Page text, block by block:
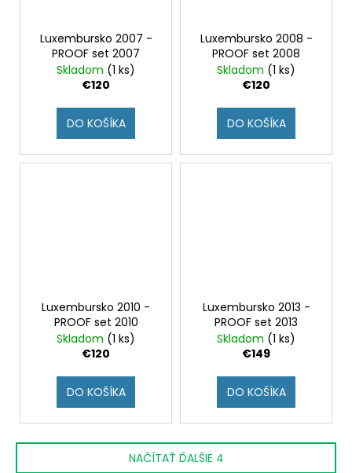
Luxembursko 2007 -
PROOF set 2007
Skladom (1 ks)
€120
DO KOŠÍKA
Luxembursko 2008 -
PROOF set 2008
Skladom (1 ks)
€120
DO KOŠÍKA
Luxembursko 2010 -
PROOF set 2010
Skladom (1 ks)
€120
DO KOŠÍKA
Luxembursko 2013 -
PROOF set 2013
Skladom (1 ks)
€149
DO KOŠÍKA
NAČÍTAŤ ĎALŠIE 4